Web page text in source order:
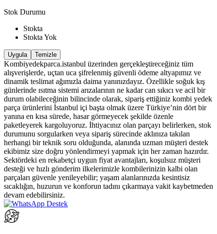
Stok Durumu
Stokta
Stokta Yok
Uygula Temizle
Kombiyedekparca.istanbul üzerinden gerçekleştireceğiniz tüm
alışverişlerde, uçtan uca şifrelenmiş güvenli ödeme altyapımız ve
dinamik teslimat ağımızla daima yanınızdayız. Özellikle soğuk kış
günlerinde ısıtma sistemi arızalarının ne kadar can sıkıcı ve acil bir
durum olabileceğinin bilincinde olarak, sipariş ettiğiniz kombi yedek
parça ürünlerini İstanbul içi başta olmak üzere Türkiye’nin dört bir
yanına en kısa sürede, hasar görmeyecek şekilde özenle
paketleyerek kargoluyoruz. İhtiyacınız olan parçayı belirlerken, stok
durumunu sorgularken veya sipariş sürecinde aklınıza takılan
herhangi bir teknik soru olduğunda, alanında uzman müşteri destek
ekibimiz size doğru yönlendirmeyi yapmak için her zaman hazırdır.
Sektördeki en rekabetçi uygun fiyat avantajları, koşulsuz müşteri
desteği ve hızlı gönderim ilkelerimizle kombilerinizin kalbi olan
parçaları güvenle yenileyebilir; yaşam alanlarınızda kesintisiz
sıcaklığın, huzurun ve konforun tadını çıkarmaya vakit kaybetmeden
devam edebilirsiniz.